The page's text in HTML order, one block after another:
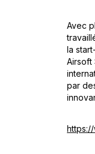
Avec
la
Airsoft
par